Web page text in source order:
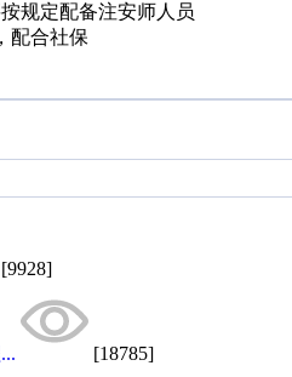
规定配备注安师人员
配合社保
[9928]
[18785]